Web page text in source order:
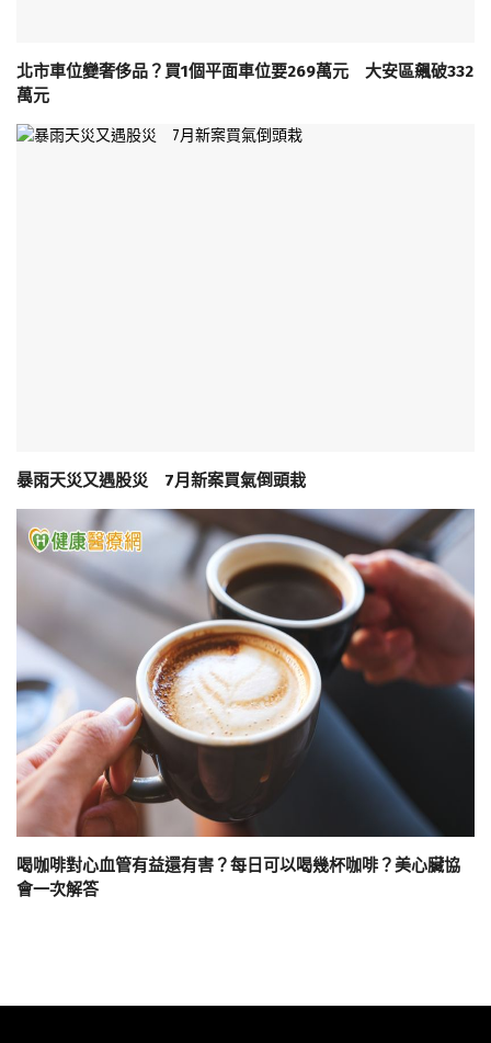
北市車位變奢侈品？買1個平面車位要269萬元 大安區飆破332
萬元
暴雨天災又遇股災 7月新案買氣倒頭栽
喝咖啡對心血管有益還有害？每日可以喝幾杯咖啡？美心臟協
會一次解答